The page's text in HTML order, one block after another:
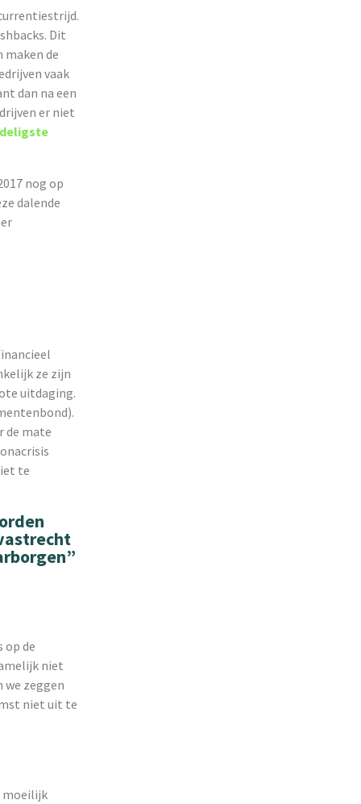
Dit
de
vaak
dan na een
er niet
nog op
dalende
ze zijn
uitdaging.
de mate
te
op de
niet
we zeggen
niet uit te
moeilijk